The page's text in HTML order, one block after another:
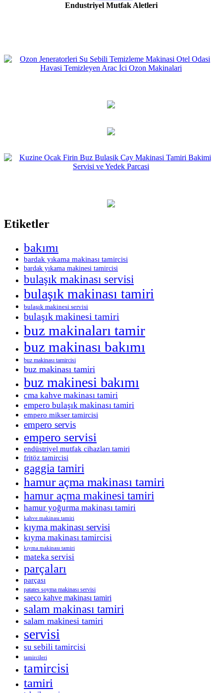
Endustriyel Mutfak Aletleri
Etiketler
bakımı
bardak yıkama makinası tamircisi
bardak yıkama makinesi tamircisi
bulaşık makinası servisi
bulaşık makinası tamiri
bulaşık makinesi servisi
bulaşık makinesi tamiri
buz makinaları tamir
buz makinası bakımı
buz makinası tamircisi
buz makinası tamiri
buz makinesi bakımı
cma kahve makinası tamiri
empero bulaşık makinası tamiri
empero mikser tamircisi
empero servis
empero servisi
endüstriyel mutfak cihazları tamiri
fritöz tamircisi
gaggia tamiri
hamur açma makinası tamiri
hamur açma makinesi tamiri
hamur yoğurma makinası tamiri
kahve makinası tamiri
kıyma makinası servisi
kıyma makinası tamircisi
kıyma makinası tamiri
mateka servisi
parçaları
parçası
patates soyma makinası servisi
saeco kahve makinası tamiri
salam makinası tamiri
salam makinesi tamiri
servisi
su sebili tamircisi
tamircileri
tamircisi
tamiri